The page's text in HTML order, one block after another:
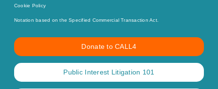
Cookie Policy
Notation based on the Specified Commercial Transaction Act.
Donate to CALL4
Public Interest Litigation 101